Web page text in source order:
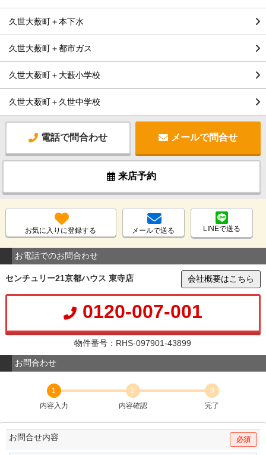
久世大薮町＋本下水
久世大薮町＋都市ガス
久世大薮町＋大藪小学校
久世大薮町＋久世中学校
電話で問合わせ メールで問合せ
来店予約
お気に入りに登録する メールで送る LINEで送る
お電話でのお問合わせ
センチュリー21京都ハウス 東寺店 会社概要はこちら
0120-007-001
物件番号：RHS-097901-43899
お問合わせ
1
内容入力
2
内容確認
3
完了
お問合せ内容 必須